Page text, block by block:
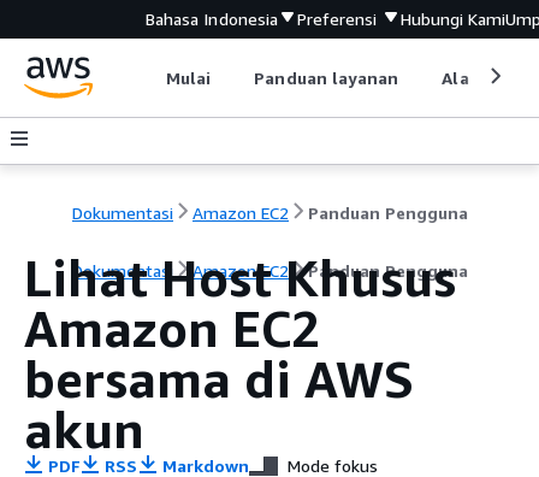
Bahasa Indonesia Preferensi Hubungi Kami
Mulai Panduan layanan Alat
Dokumentasi Amazon EC2 Panduan Pengguna
Dokumentasi Amazon EC2 Panduan Pengguna
Lihat Host Khusus
Amazon EC2
bersama di AWS
akun
PDF RSS Markdown Mode fokus